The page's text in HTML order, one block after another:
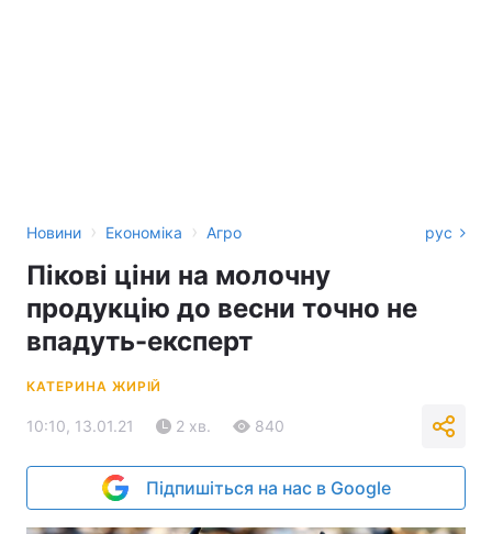
Новини › Економіка › Агро рус
Пікові ціни на молочну
продукцію до весни точно не
впадуть-експерт
КАТЕРИНА ЖИРІЙ
10:10, 13.01.21 2 хв. 840
Підпишіться на нас в Google